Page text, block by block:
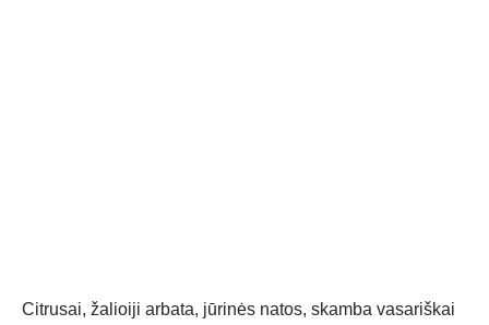
Citrusai, žalioiji arbata, jūrinės natos, skamba vasariškai